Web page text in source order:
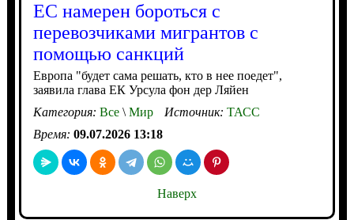
ЕС намерен бороться с
перевозчиками мигрантов с
помощью санкций
Европа "будет сама решать, кто в нее поедет",
заявила глава ЕК Урсула фон дер Ляйен
Категория: Все\Мир Источник: ТАСС
Время: 09.07.2026 13:18
Наверх